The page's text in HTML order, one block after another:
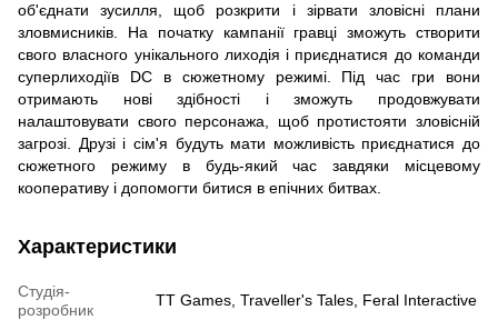
об'єднати зусилля, щоб розкрити і зірвати зловісні плани
зловмисників. На початку кампанії гравці зможуть створити
свого власного унікального лиходія і приєднатися до команди
суперлиходіїв DC в сюжетному режимі. Під час гри вони
отримають нові здібності і зможуть продовжувати
налаштовувати свого персонажа, щоб протистояти зловісній
загрозі. Друзі і сім'я будуть мати можливість приєднатися до
сюжетного режиму в будь-який час завдяки місцевому
кооперативу і допомогти битися в епічних битвах.
Характеристики
Студія-
розробник
TT Games, Traveller's Tales, Feral Interactive